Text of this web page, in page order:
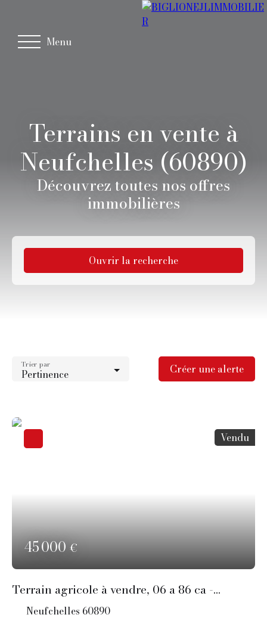
Menu
Terrains en vente à
Neufchelles (60890)
Découvrez toutes nos offres
immobilières
Ouvrir la recherche
Neufchelles (60890)
Localisation
Surface min (m²)
Pertinence
Trier par Créer une alerte
45 000€
Vendu
Terrain agricole à vendre, 06 a 86 ca -
Neufchelles 60890
Neufchelles 60890